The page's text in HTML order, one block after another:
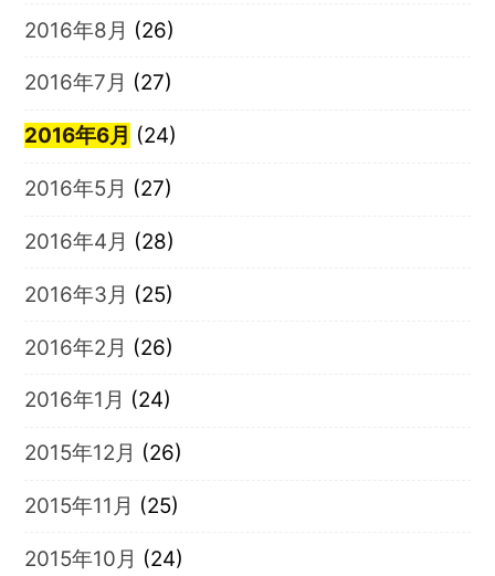
2016年8月 (26)
2016年7月 (27)
2016年6月 (24)
2016年5月 (27)
2016年4月 (28)
2016年3月 (25)
2016年2月 (26)
2016年1月 (24)
2015年12月 (26)
2015年11月 (25)
2015年10月 (24)